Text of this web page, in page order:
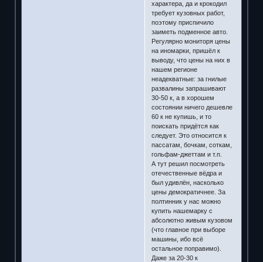
характера, да и крокодил
требует кузовных работ,
поэтому приспичило
заиметь подменное авто.
Регулярно мониторя цены
на иномарки, пришёл к
выводу, что цены на них в
нашем регионе
неадекватные: за гнилые
развалины запрашивают
30-50 к, а в хорошем
состоянии ничего дешевле
60 к не купишь, и то
поискать придётся как
следует. Это относится к
пассатам, бочкам, соткам,
гольфам-джеттам и т.п.
А тут решил посмотреть
отечественные вёдра и
был удивлён, насколько
цены демократичнее. За
полтинник у нас можно
купить нашемарку с
абсолютно живым кузовом
(что главное при выборе
машины, ибо всё
остальное поправимо).
Даже за 20-30 к